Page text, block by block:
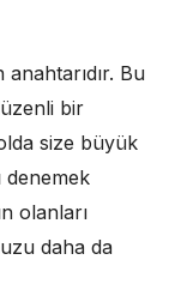
Bu
bir
size büyük
denemek
olanları
daha da